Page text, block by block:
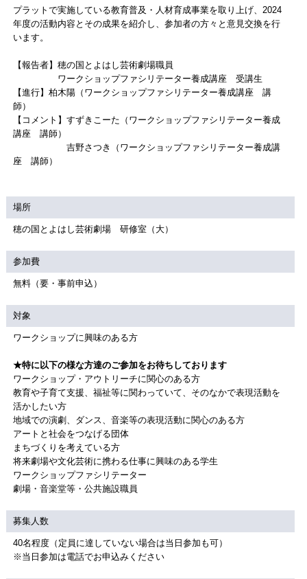
プラットで実施している教育普及・人材育成事業を取り上げ、2024
年度の活動内容とその成果を紹介し、参加者の方々と意見交換を行
います。
【報告者】穂の国とよはし芸術劇場職員
ワークショップファシリテーター養成講座 受講生
【進行】柏木陽（ワークショップファシリテーター養成講座 講
師）
【コメント】すずきこーた（ワークショップファシリテーター養成
講座 講師）
吉野さつき（ワークショップファシリテーター養成講
座 講師）
場所
穂の国とよはし芸術劇場 研修室（大）
参加費
無料（要・事前申込）
対象
ワークショップに興味のある方
★特に以下の様な方達のご参加をお待ちしております
ワークショップ・アウトリーチに関心のある方
教育や子育て支援、福祉等に関わっていて、そのなかで表現活動を
活かしたい方
地域での演劇、ダンス、音楽等の表現活動に関心のある方
アートと社会をつなげる団体
まちづくりを考えている方
将来劇場や文化芸術に携わる仕事に興味のある学生
ワークショップファシリテーター
劇場・音楽堂等・公共施設職員
募集人数
40名程度（定員に達していない場合は当日参加も可）
※当日参加は電話でお申込みください